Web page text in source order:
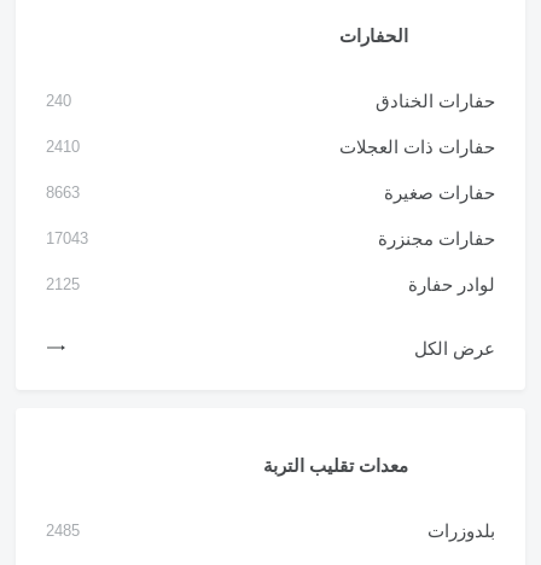
الحفارات
حفارات الخنادق 240
حفارات ذات العجلات 2410
حفارات صغيرة 8663
حفارات مجنزرة 17043
لوادر حفارة 2125
عرض الكل
معدات تقليب التربة
بلدوزرات 2485